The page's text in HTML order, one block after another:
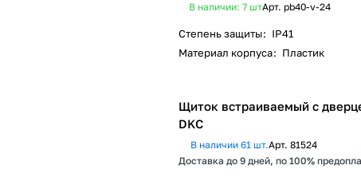
В наличии: 7 штАрт. pb40-v-24
Степень защиты: IP41
Материал корпуса: Пластик
Щиток встраиваемый с
DKC
В наличии 61 шт.Арт. 81524
Доставка до 9 дней, по 100%